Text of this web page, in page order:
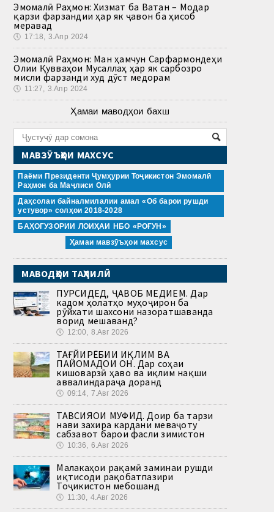
Эмомалӣ Раҳмон: Хизмат ба Ватан – Модар
қарзи фарзандии ҳар як ҷавон ба ҳисоб
меравад
🕔 17:18, 3.Апр 2024
Эмомалӣ Раҳмон: Ман ҳамчун Сарфармондеҳи
Олии Қувваҳои Мусаллаҳ ҳар як сарбозро
мисли фарзанди худ дӯст медорам
🕔 11:27, 3.Апр 2024
Ҳамаи маводҳои бахш
МАВЗӮЪҲОИ МАХСУС
Паёми Президенти Ҷумҳурии Тоҷикистон Эмомалӣ
Раҳмон ба Маҷлиси Олӣ
Даҳсолаи байналмилалии амал «Об барои рушди
устувор» солҳои 2018-2028
БАҲОГУЗОРИИ ЛОИҲАИ НБО «РОҒУН»
Ҳамаи мавзӯъҳои махсус
МАВОДҲОИ ТАҲЛИЛӢ
ПУРСИДЕД, ҶАВОБ МЕДИҲЕМ. Дар
кадом ҳолатҳо муҳоҷирон ба
рӯйхати шахсони назоратшаванда
ворид мешаванд?
🕔 12:00, 8.Авг 2026
ТАҒЙИРЁБИИ ИҚЛИМ ВА
ПАЙОМАДҲОИ ОН. Дар соҳаи
кишоварзӣ ҳаво ва иқлим нақши
аввалиндараҷа доранд
🕔 09:14, 7.Авг 2026
ТАВСИЯҲОИ МУФИД. Доир ба тарзи
нави захира кардани меваҷоту
сабзавот барои фасли зимистон
🕔 10:36, 6.Авг 2026
Малакаҳои рақамӣ заминаи рушди
иқтисоди рақобатпазири
Тоҷикистон мебошанд
🕔 11:30, 4.Авг 2026